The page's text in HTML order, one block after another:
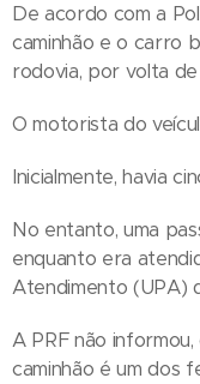
De acordo com a
caminhão e o carro
rodovia, por volta de
O motorista do
Inicialmente, havia
No entanto, uma
enquanto era
Atendimento (UPA)
A PRF não
caminhão é um dos